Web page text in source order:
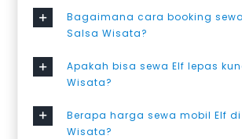
Bagaimana cara booking
Salsa Wisata?
Apakah bisa sewa Elf lepas
Wisata?
Berapa harga sewa mobil Elf
Wisata?